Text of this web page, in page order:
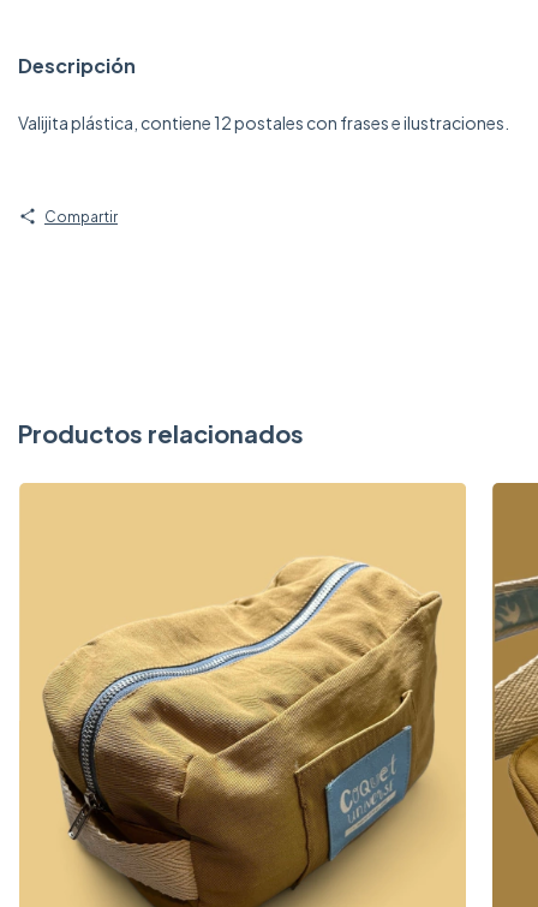
Descripción
Valijita plástica, contiene 12 postales con frases e ilustraciones.
Compartir
Productos relacionados